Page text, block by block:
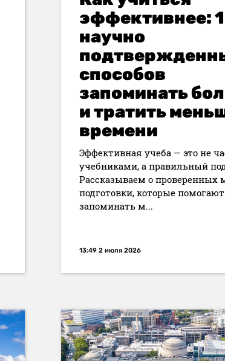
эффективнее:
научно
способов
запоминать
и тратить
времени
Эффективная учеба — это не
учебниками, а правильный
Рассказываем о проверенных
подготовки, которые
запоминать м...
13:49 2 июля 2026